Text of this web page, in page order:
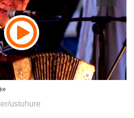
ustuhure